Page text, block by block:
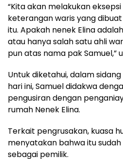
“Kita akan melakukan
keterangan waris yang
itu. Apakah nenek Elina
atau hanya salah satu ahli
pun atas nama pak Samuel,”
Untuk diketahui, dalam
hari ini, Samuel didakwa
pengusiran dengan
rumah Nenek Elina.
Terkait pengrusakan, kuasa
menyatakan bahwa itu
sebagai pemilik.